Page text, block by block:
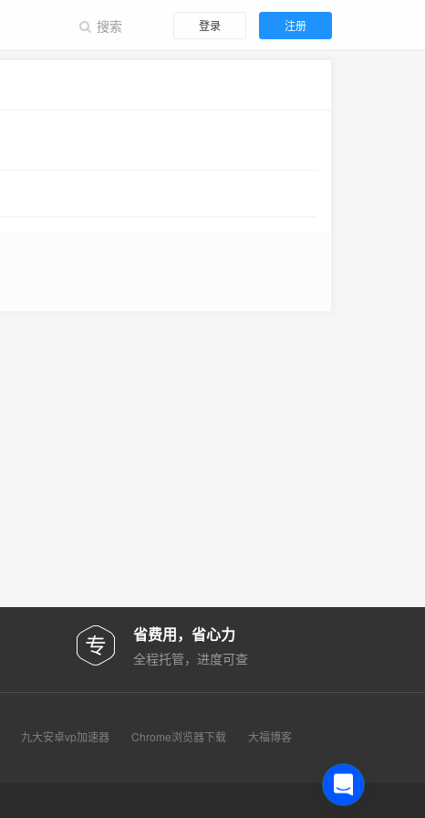
登录 注册
省费用，省心力
全程托管，进度可查
九大安卓vp加速器 Chrome浏览器下载
大福博客